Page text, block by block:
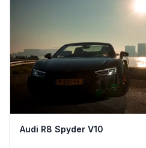
Audi R8 Spyder V10